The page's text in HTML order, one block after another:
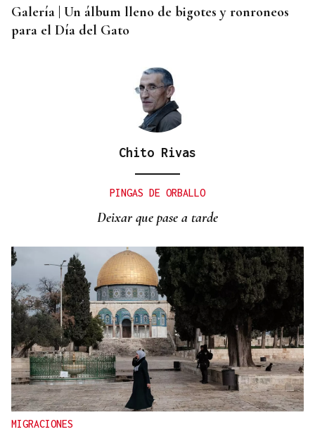
Galería | Un álbum lleno de bigotes y ronroneos
para el Día del Gato
Chito Rivas
PINGAS DE ORBALLO
Deixar que pase a tarde
MIGRACIONES